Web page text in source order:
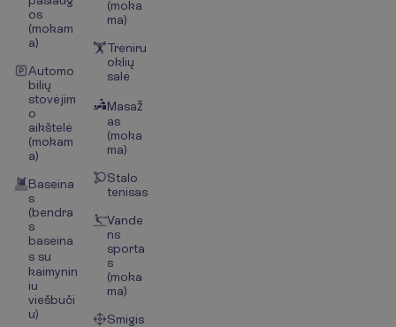
os
(mokam
a)
Automo
bilių
stovėjim
o
aikštelė
(mokam
a)
Baseina
s
(bendra
s
baseina
s su
kaimynin
iu
viešbuči
u)
(moka
ma)
Treniru
oklių
salė
Masaž
as
(moka
ma)
Stalo
tenisas
Vande
ns
sporta
s
(moka
ma)
Smigis